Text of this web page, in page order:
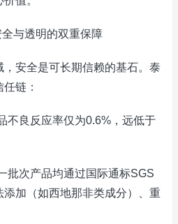
与透明的双重保障
安全是可长期信赖的基石。泰
链：
良反应率仅为0.6%，远低于
次产品均通过国际通标SGS
加（如西地那非类成分）、重